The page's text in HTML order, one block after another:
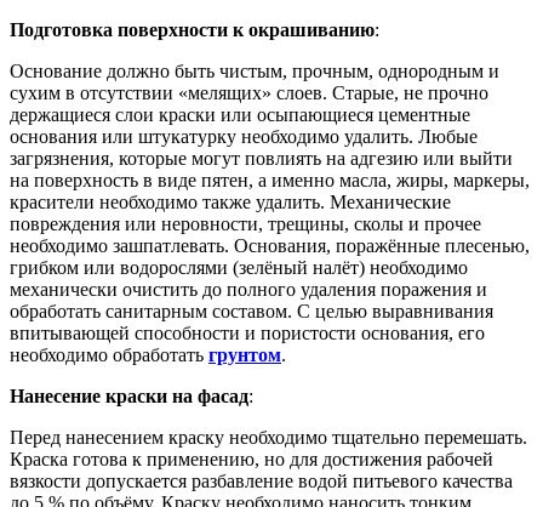
Подготовка поверхности к окрашиванию:
Основание должно быть чистым, прочным, однородным и
сухим в отсутствии «мелящих» слоев. Старые, не прочно
держащиеся слои краски или осыпающиеся цементные
основания или штукатурку необходимо удалить. Любые
загрязнения, которые могут повлиять на адгезию или выйти
на поверхность в виде пятен, а именно масла, жиры, маркеры,
красители необходимо также удалить. Механические
повреждения или неровности, трещины, сколы и прочее
необходимо зашпатлевать. Основания, поражённые плесенью,
грибком или водорослями (зелёный налёт) необходимо
механически очистить до полного удаления поражения и
обработать санитарным составом. С целью выравнивания
впитывающей способности и пористости основания, его
необходимо обработать грунтом.
Нанесение краски на фасад:
Перед нанесением краску необходимо тщательно перемешать.
Краска готова к применению, но для достижения рабочей
вязкости допускается разбавление водой питьевого качества
до 5 % по объёму. Краску необходимо наносить тонким